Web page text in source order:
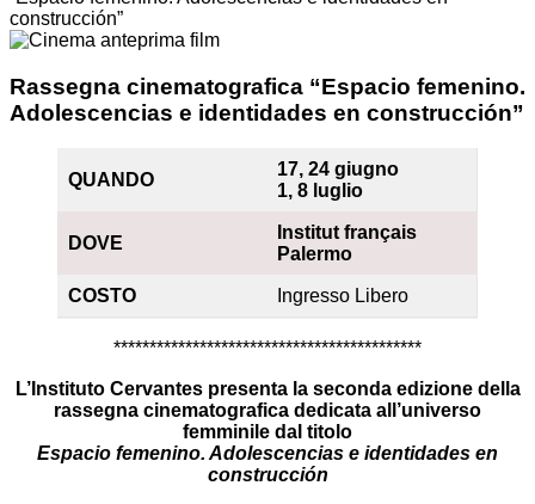
construcción”
Rassegna cinematografica “Espacio femenino.
Adolescencias e identidades en construcción”
QUANDO
17, 24 giugno
1, 8 luglio
DOVE
Institut français
Palermo
COSTO Ingresso Libero
*******************************************
L’Instituto Cervantes presenta la seconda edizione della
rassegna cinematografica dedicata all’universo
femminile dal titolo
Espacio femenino. Adolescencias e identidades en
construcción